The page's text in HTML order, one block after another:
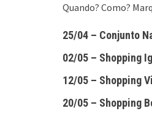
Quando? Como?
25/04 – Conjunto
02/05 – Shopping
12/05 – Shopping
20/05 – Shopping